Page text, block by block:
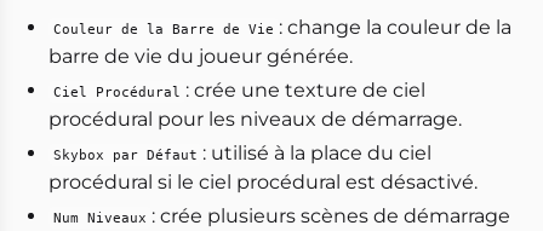
Couleur de la Barre de Vie : change la couleur de la
barre de vie du joueur générée.
Ciel Procédural : crée une texture de ciel
procédural pour les niveaux de démarrage.
Skybox par Défaut : utilisé à la place du ciel
procédural si le ciel procédural est désactivé.
Num Niveaux : crée plusieurs scènes de démarrage